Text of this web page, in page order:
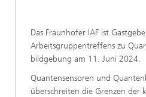
Das Fraunhofer IAF ist
Arbeitsgruppentreffens zu
bildgebung am 11. Juni 2024.
Quantensensoren und
überschreiten die Grenzen der